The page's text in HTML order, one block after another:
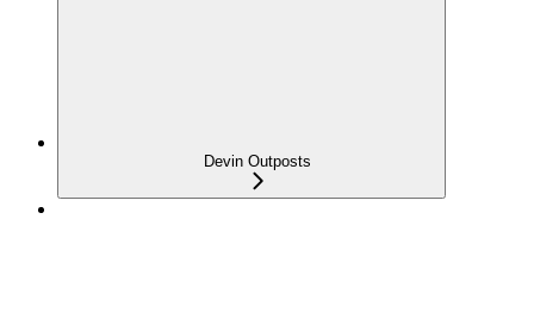
Devin Outposts